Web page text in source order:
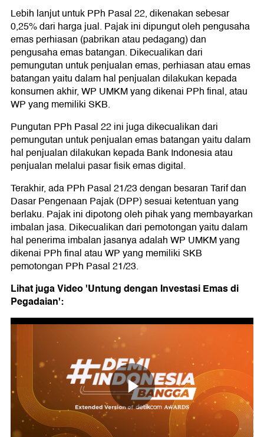
Lebih lanjut untuk PPh Pasal 22, dikenakan sebesar
0,25% dari harga jual. Pajak ini dipungut oleh pengusaha
emas perhiasan (pabrikan atau pedagang) dan
pengusaha emas batangan. Dikecualikan dari
pemungutan untuk penjualan emas, perhiasan atau emas
batangan yaitu dalam hal penjualan dilakukan kepada
konsumen akhir, WP UMKM yang dikenai PPh final, atau
WP yang memiliki SKB.
Pungutan PPh Pasal 22 ini juga dikecualikan dari
pemungutan untuk penjualan emas batangan yaitu dalam
hal penjualan dilakukan kepada Bank Indonesia atau
penjualan melalui pasar fisik emas digital.
Terakhir, ada PPh Pasal 21/23 dengan besaran Tarif dan
Dasar Pengenaan Pajak (DPP) sesuai ketentuan yang
berlaku. Pajak ini dipotong oleh pihak yang membayarkan
imbalan jasa. Dikecualikan dari pemotongan yaitu dalam
hal penerima imbalan jasanya adalah WP UMKM yang
dikenai PPh final atau WP yang memiliki SKB
pemotongan PPh Pasal 21/23.
Lihat juga Video 'Untung dengan Investasi Emas di
Pegadaian':